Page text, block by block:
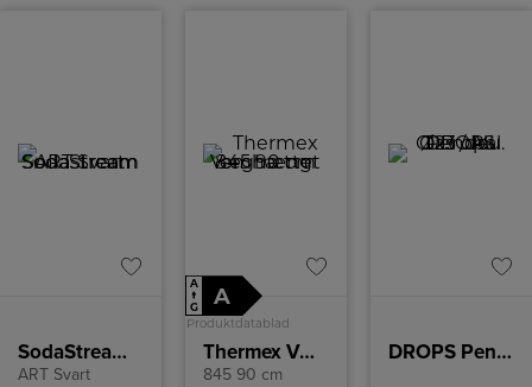
SodaStream Sodastream
ART Svart
A
↑
G
A
Produktdatablad
Thermex Væghængt emhætte
845 90 cm
DROPS Pendel Ø23 opal Glas / Alu.